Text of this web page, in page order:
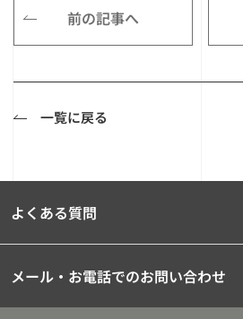
前の記事へ
一覧に戻る
よくある質問
メール・お電話でのお問い合わせ